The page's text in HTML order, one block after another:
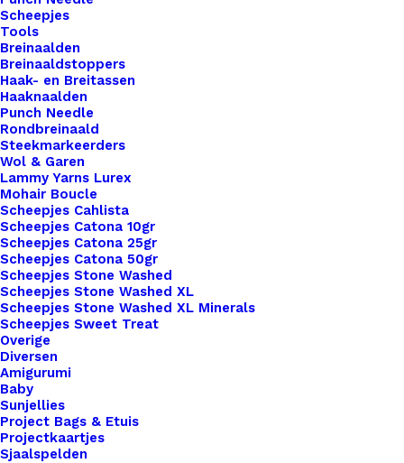
Scheepjes
Tools
Breinaalden
Breinaaldstoppers
Haak- en Breitassen
Haaknaalden
Punch Needle
Rondbreinaald
Steekmarkeerders
Wol & Garen
Lammy Yarns Lurex
Mohair Boucle
Scheepjes Cahlista
Scheepjes Catona 10gr
Scheepjes Catona 25gr
Scheepjes Catona 50gr
Scheepjes Stone Washed
Scheepjes Stone Washed XL
Scheepjes Stone Washed XL Minerals
Scheepjes Sweet Treat
Overige
Diversen
Amigurumi
Baby
Sunjellies
Project Bags & Etuis
Projectkaartjes
Sjaalspelden
Daarnaast kiezen we bewust voor duurzaamheid.
Onze producten worden gemaakt van een
kunststof op basis van plantaardige grondstoffen
(PLA). Dit materiaal is afkomstig van hernieuwbare
bronnen zoals maïs of suikerriet en is daarmee
een milieubewuster alternatief voor traditionele
kunststoffen.
Zo combineer je met onze 3D-geprinte producten
innovatie, stijl én een verantwoorde keuze.
1 op voorraad
Koelkast
Magneet
Cupcake
aantal
Toevoegen aan verlanglijst